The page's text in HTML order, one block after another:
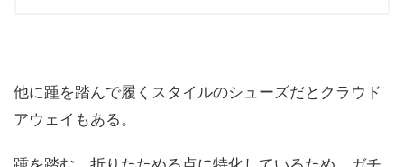
他に踵を踏んで履くスタイルのシューズだとクラウド
アウェイもある。